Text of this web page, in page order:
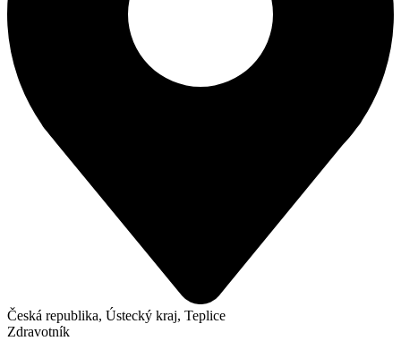
Česká republika, Ústecký kraj, Teplice
Zdravotník